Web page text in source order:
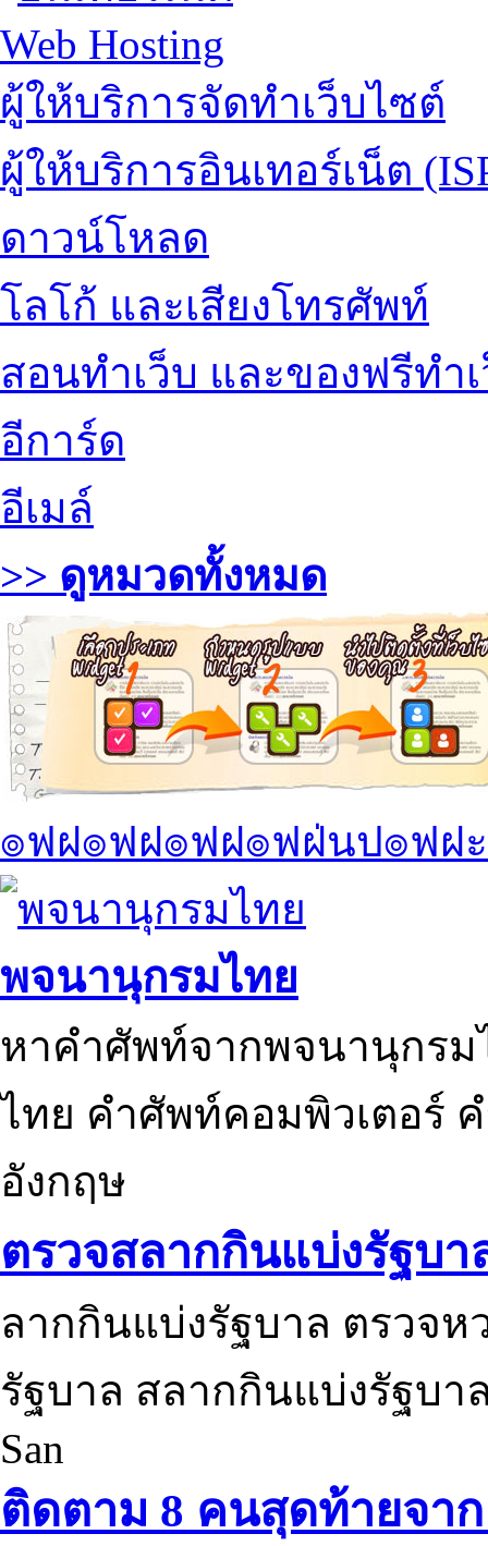
Web Hosting
ผู้ให้บริการจัดทำเว็บไซต์
ผู้ให้บริการอินเทอร์เน็ต
ดาวน์โหลด
โลโก้ และเสียงโทรศัพท์
สอนทำเว็บ และของฟรีทำ
อีการ์ด
อีเมล์
>> ดูหมวดทั้งหมด
๏ฟฝ๏ฟฝ๏ฟฝ๏ฟฝ่นป๏ฟฝ
พจนานุกรมไทย
หาคำศัพท์จากพจนานุกรม
ไทย คำศัพท์คอมพิวเตอร์
อังกฤษ
ตรวจสลากกินแบ่งรัฐบา
ลากกินแบ่งรัฐบาล ตรวจ
รัฐบาล สลากกินแบ่งรัฐบา
San
ติดตาม 8 คนสุดท้ายจาก